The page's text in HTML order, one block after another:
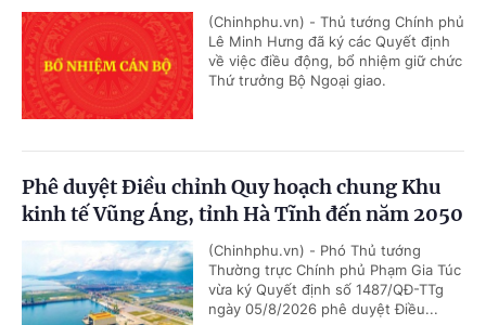
(Chinhphu.vn) - Thủ tướng Chính phủ
Lê Minh Hưng đã ký các Quyết định
về việc điều động, bổ nhiệm giữ chức
Thứ trưởng Bộ Ngoại giao.
Phê duyệt Điều chỉnh Quy hoạch chung Khu
kinh tế Vũng Áng, tỉnh Hà Tĩnh đến năm 2050
(Chinhphu.vn) - Phó Thủ tướng
Thường trực Chính phủ Phạm Gia Túc
vừa ký Quyết định số 1487/QĐ-TTg
ngày 05/8/2026 phê duyệt Điều...